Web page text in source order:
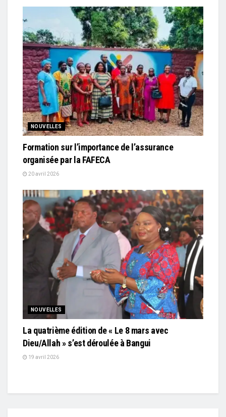
NOUVELLES
Formation sur l’importance de l’assurance
organisée par la FAFECA
20 avril 2026
NOUVELLES
La quatrième édition de « Le 8 mars avec
Dieu/Allah » s’est déroulée à Bangui
19 avril 2026